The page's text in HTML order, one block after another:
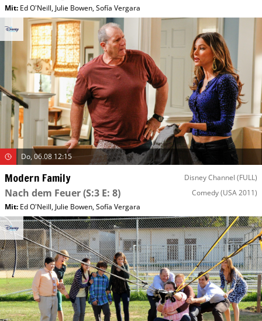
Mit: Ed O'Neill, Julie Bowen,Sofía Vergara
Do, 06.08 12:15
Modern Family Disney Channel (FULL)
Nach dem Feuer(S:3 E: 8) Comedy(USA 2011)
Mit: Ed O'Neill, Julie Bowen,Sofía Vergara